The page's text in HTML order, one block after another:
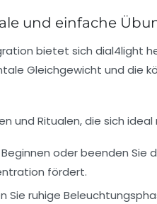
und einfache
bietet sich dial4light
Gleichgewicht und die
und Ritualen, die sich
Beginnen oder beenden Sie
fördert.
Sie ruhige